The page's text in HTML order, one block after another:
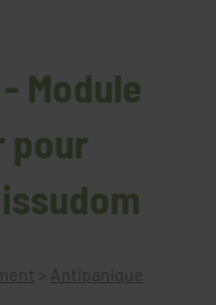
Module
pour
> Antipanique